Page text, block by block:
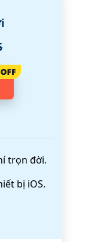
trọn đời.
bị iOS.